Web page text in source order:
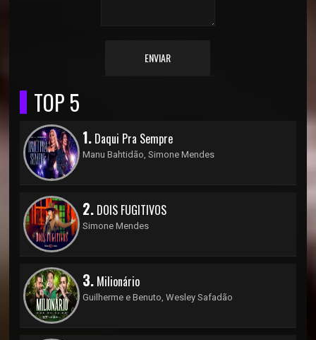
ENVIAR
TOP 5
1. Daqui Pra Sempre
Manu Bahtidão, Simone Mendes
2. DOIS FUGITIVOS
Simone Mendes
3. Milionário
Guilherme e Benuto, Wesley Safadão